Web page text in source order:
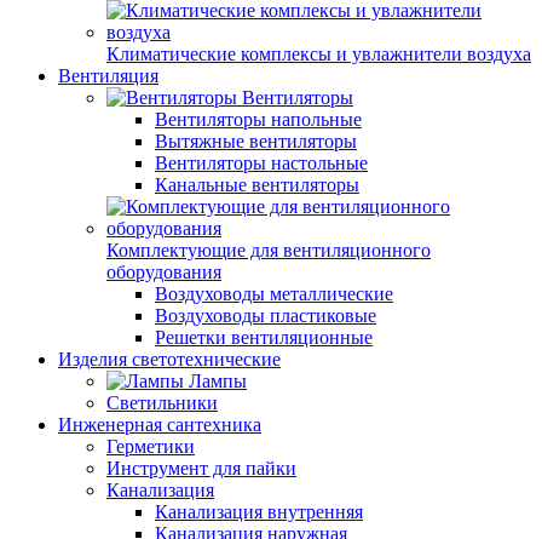
Климатические комплексы и увлажнители воздуха
Вентиляция
Вентиляторы
Вентиляторы напольные
Вытяжные вентиляторы
Вентиляторы настольные
Канальные вентиляторы
Комплектующие для вентиляционного
оборудования
Воздуховоды металлические
Воздуховоды пластиковые
Решетки вентиляционные
Изделия светотехнические
Лампы
Светильники
Инженерная сантехника
Герметики
Инструмент для пайки
Канализация
Канализация внутренняя
Канализация наружная